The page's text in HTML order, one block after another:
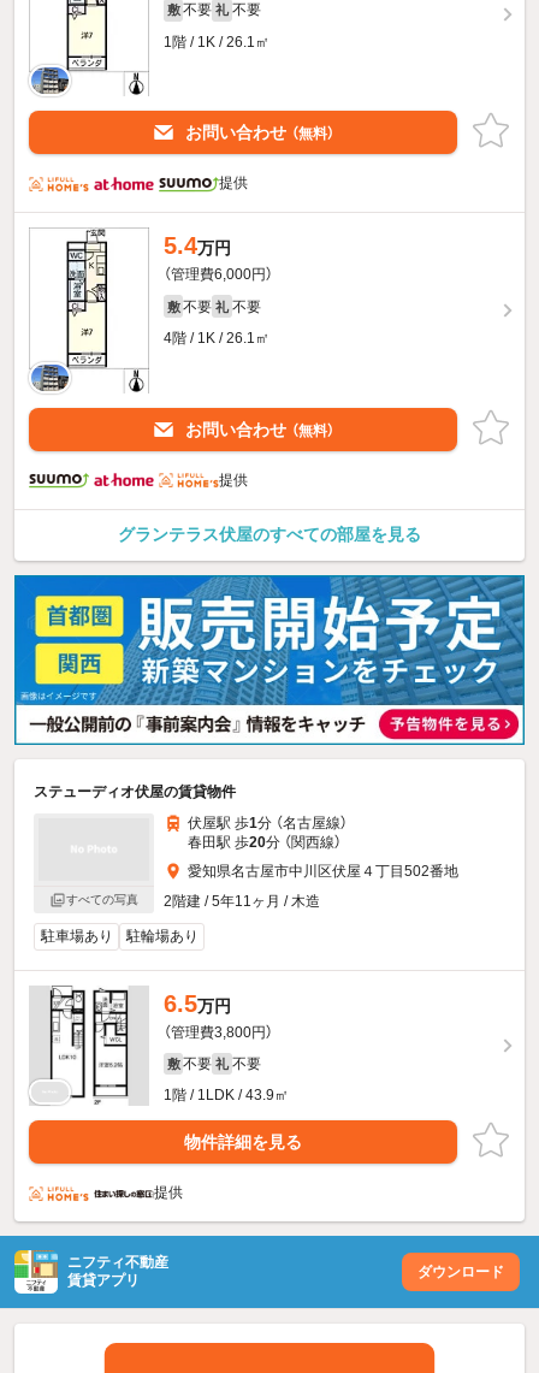
敷 不要 礼 不要
1階 / 1K / 26.1㎡
お問い合わせ （無料）
提供
5.4万円
（管理費6,000円）
敷 不要 礼 不要
4階 / 1K / 26.1㎡
お問い合わせ （無料）
提供
グランテラス伏屋のすべての部屋を見る
ステューディオ伏屋の賃貸物件
すべての写真
伏屋駅 歩1分 （名古屋線）
春田駅 歩20分 （関西線）
愛知県名古屋市中川区伏屋４丁目502番地
2階建 / 5年11ヶ月 / 木造
駐車場あり 駐輪場あり
6.5万円
（管理費3,800円）
敷 不要 礼 不要
1階 / 1LDK / 43.9㎡
物件詳細を見る
提供
ニフティ不動産
賃貸アプリ
ダウンロード